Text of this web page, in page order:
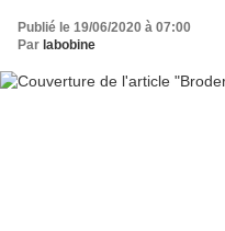
Publié le 19/06/2020 à 07:00
Par labobine